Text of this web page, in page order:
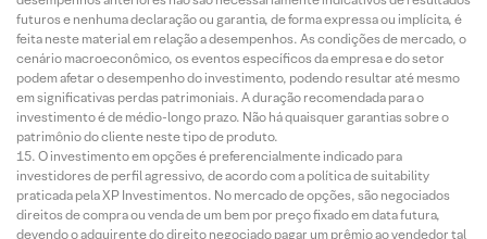
futuros e nenhuma declaração ou garantia, de forma expressa ou implícita, é
feita neste material em relação a desempenhos. As condições de mercado, o
cenário macroeconômico, os eventos específicos da empresa e do setor
podem afetar o desempenho do investimento, podendo resultar até mesmo
em significativas perdas patrimoniais. A duração recomendada para o
investimento é de médio-longo prazo. Não há quaisquer garantias sobre o
patrimônio do cliente neste tipo de produto.
O investimento em opções é preferencialmente indicado para
investidores de perfil agressivo, de acordo com a política de suitability
praticada pela XP Investimentos. No mercado de opções, são negociados
direitos de compra ou venda de um bem por preço fixado em data futura,
devendo o adquirente do direito negociado pagar um prêmio ao vendedor tal